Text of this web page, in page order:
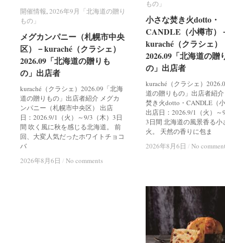
もの」
小さな焚き火dotto・
CANDLE（小樽市）
kuraché（クラシェ）
2026.09「北海道の贈
の」出店者
kuraché（クラシェ）
道の贈りもの」出店者紹
焚き火dotto・CANDLE（
出店日：2026.9/1（火）～
3日間 北海道の風景香る小
火。 天然の香りに包ま
2026年8月6日 / No
もの」
小さな焚き火dotto・
CANDLE（小樽市）
kuraché（クラシェ）
2026.09「北海道の贈
の」出店者
2026年8月6日 / No
開催情報,2026年9月「北海道の贈り
もの」
メグカンパニー（札幌市中央
区）－kuraché（クラシェ）
2026.09「北海道の贈りも
の」出店者
kuraché（クラシェ）2026.09「北海
道の贈りもの」出店者紹介 メグカ
ンパニー（札幌市中央区） 出店
日：2026.9/1（火）～9/3（木）3日
間 吹く風に秋を感じる北海道。 前
回、大変人気だったホワイトチョコ
バ
2026年8月6日 / No comments
開催情報 2026年9月「北海道の贈り
もの」
メグカンパニー（札幌市中央
区）－kuraché（クラシェ）
2026.09「北海道の贈りも
の」出店者
2026年8月6日 / No comments